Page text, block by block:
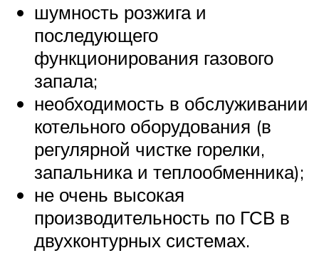
шумность розжига и
последующего
функционирования газового
запала;
необходимость в обслуживании
котельного оборудования (в
регулярной чистке горелки,
запальника и теплообменника);
не очень высокая
производительность по ГСВ в
двухконтурных системах.